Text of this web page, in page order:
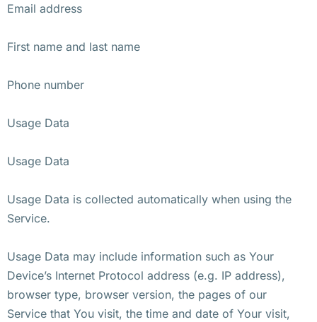
Email address
First name and last name
Phone number
Usage Data
Usage Data
Usage Data is collected automatically when using the
Service.
Usage Data may include information such as Your
Device’s Internet Protocol address (e.g. IP address),
browser type, browser version, the pages of our
Service that You visit, the time and date of Your visit,